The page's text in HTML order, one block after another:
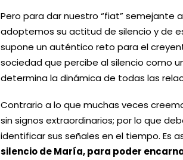
Pero para dar nuestro “fiat” semejante
adoptemos su actitud de silencio y de
supone un auténtico reto para el
sociedad que percibe al silencio como
determina la dinámica de todas las
Contrario a lo que muchas veces
sin signos extraordinarios; por lo que
identificar sus señales en el tiempo. Es
silencio de María, para poder